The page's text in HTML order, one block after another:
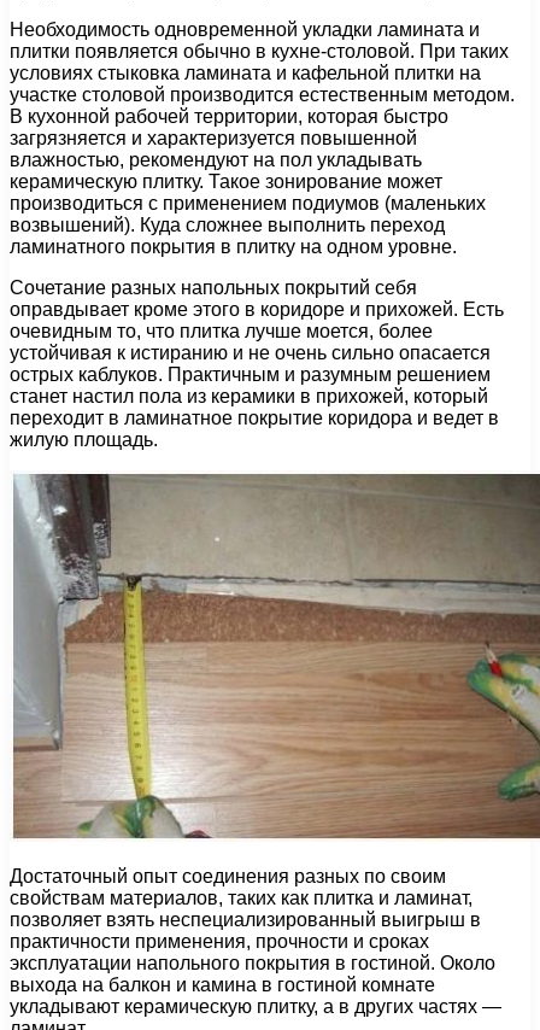
Необходимость одновременной укладки ламината и
плитки появляется обычно в кухне-столовой. При таких
условиях стыковка ламината и кафельной плитки на
участке столовой производится естественным методом.
В кухонной рабочей территории, которая быстро
загрязняется и характеризуется повышенной
влажностью, рекомендуют на пол укладывать
керамическую плитку. Такое зонирование может
производиться с применением подиумов (маленьких
возвышений). Куда сложнее выполнить переход
ламинатного покрытия в плитку на одном уровне.
Сочетание разных напольных покрытий себя
оправдывает кроме этого в коридоре и прихожей. Есть
очевидным то, что плитка лучше моется, более
устойчивая к истиранию и не очень сильно опасается
острых каблуков. Практичным и разумным решением
станет настил пола из керамики в прихожей, который
переходит в ламинатное покрытие коридора и ведет в
жилую площадь.
Достаточный опыт соединения разных по своим
свойствам материалов, таких как плитка и ламинат,
позволяет взять неспециализированный выигрыш в
практичности применения, прочности и сроках
эксплуатации напольного покрытия в гостиной. Около
выхода на балкон и камина в гостиной комнате
укладывают керамическую плитку, а в других частях —